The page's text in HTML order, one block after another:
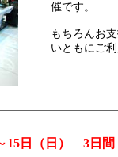
催です。
もちろんお
いともにご
15日（日） 3日間